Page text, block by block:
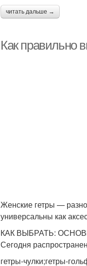
читать дальше →
Как правильно
Женские гетры —
универсальны как
КАК ВЫБРАТЬ:
Сегодня
гетры-чулки;гетры-